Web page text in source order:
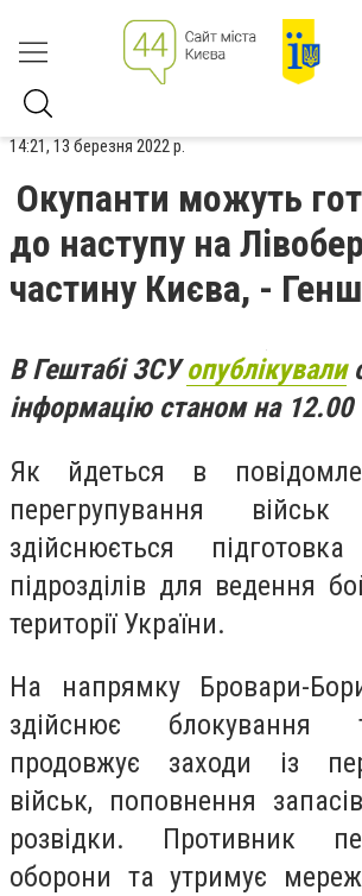
14:21, 13 березня 2022 р.
Окупанти можуть
до наступу на
частину Києва, -
В Гештабі ЗСУопублікували
інформацію станом на 12.00
Як йдеться в
перегрупування військ
здійснюється
підрозділів для ведення
території України.
На напрямку Бровари-
здійснює блокування
продовжує заходи із
військ, поповнення
розвідки. Противник
оборони та утримує